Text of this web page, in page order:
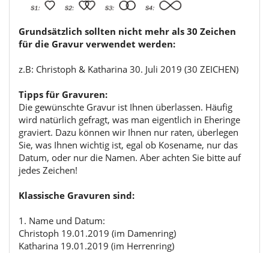
Grundsätzlich sollten nicht mehr als 30 Zeichen
für die Gravur verwendet werden:
z.B: Christoph & Katharina 30. Juli 2019 (30 ZEICHEN)
Tipps für Gravuren:
Die gewünschte Gravur ist Ihnen überlassen. Häufig
wird natürlich gefragt, was man eigentlich in Eheringe
graviert. Dazu können wir Ihnen nur raten, überlegen
Sie, was Ihnen wichtig ist, egal ob Kosename, nur das
Datum, oder nur die Namen. Aber achten Sie bitte auf
jedes Zeichen!
Klassische Gravuren sind:
1. Name und Datum:
Christoph 19.01.2019 (im Damenring)
Katharina 19.01.2019 (im Herrenring)